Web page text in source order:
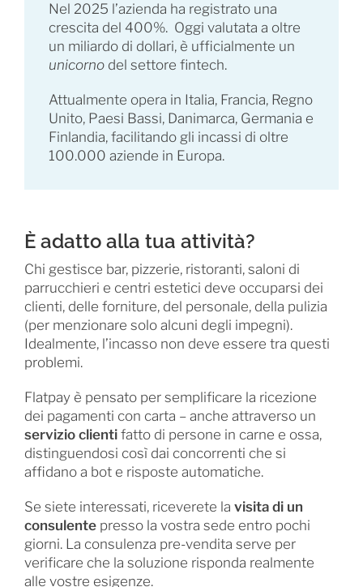
Nel 2025 l’azienda ha registrato una
crescita del 400%. Oggi valutata a oltre
un miliardo di dollari, è ufficialmente un
unicornodel settore fintech.
Attualmente opera in Italia, Francia, Regno
Unito, Paesi Bassi, Danimarca, Germania e
Finlandia, facilitando gli incassi di oltre
100.000 aziende in Europa.
È adatto alla tua attività?
Chi gestisce bar, pizzerie, ristoranti, saloni di
parrucchieri e centri estetici deve occuparsi dei
clienti, delle forniture, del personale, della pulizia
(per menzionare solo alcuni degli impegni).
Idealmente, l’incasso non deve essere tra questi
problemi.
Flatpay è pensato per semplificare la ricezione
dei pagamenti con carta – anche attraverso un
servizio clientifatto di persone in carne e ossa,
distinguendosi così dai concorrenti che si
affidano a bot e risposte automatiche.
Se siete interessati, riceverete la visita di un
consulentepresso la vostra sede entro pochi
giorni. La consulenza pre-vendita serve per
verificare che la soluzione risponda realmente
alle vostre esigenze.